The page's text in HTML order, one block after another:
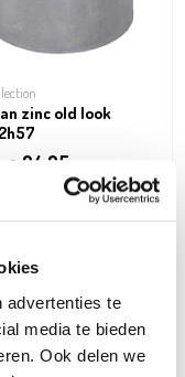
advertenties te
media te bieden
Ook delen we
zinc old look
€ 24,25